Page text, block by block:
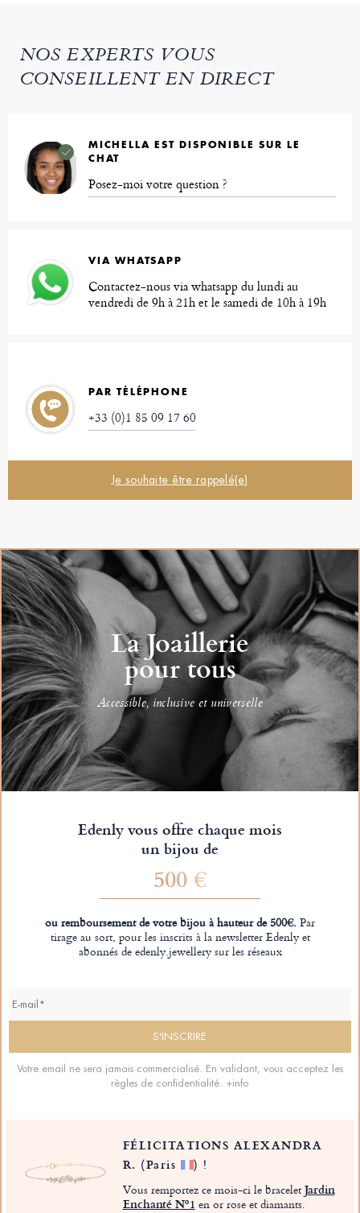
NOS EXPERTS VOUS
CONSEILLENT EN DIRECT
MICHELLA EST DISPONIBLE SUR LE
CHAT
Posez-moi votre question ?
VIA WHATSAPP
Contactez-nous via whatsapp du lundi au
vendredi de 9h à 21h et le samedi de 10h à 19h
PAR TÉLÉPHONE
+33 (0)1 85 09 17 60
Je souhaite être rappelé(e)
La Joaillerie
pour tous
Accessible, inclusive et universelle
Edenly vous offre chaque mois
un bijou de
500 €
ou remboursement de votre bijou à hauteur de 500€.Par
tirage au sort, pour les inscrits à la newsletter Edenly et
abonnés de edenly.jewellery sur les réseaux
Votre email ne sera jamais commercialisé. En validant, vous acceptez les
règles de confidentialité. +info
FÉLICITATIONS ALEXANDRA
R. (Paris ) !
Vous remportez ce mois-ci le braceletJardin
Enchanté Nº1 en or rose et diamants.